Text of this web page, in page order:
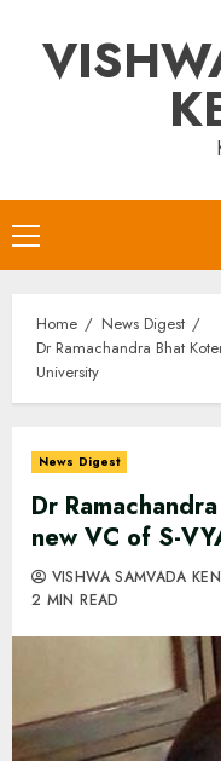
content
Primary
Menu
Home
News Digest
Dr Ramachandra Bhat
University
News Digest
Dr
new VC of S-
VISHWA SAMVADA
2 MIN READ